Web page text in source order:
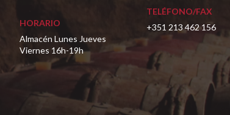
HORARIO
Almacén Lunes Jueves
Viernes 16h-19h
TELÉFONO/FAX
+351 213 462 156